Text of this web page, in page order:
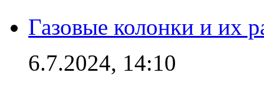
Газовые колонки и их
6.7.2024, 14:10